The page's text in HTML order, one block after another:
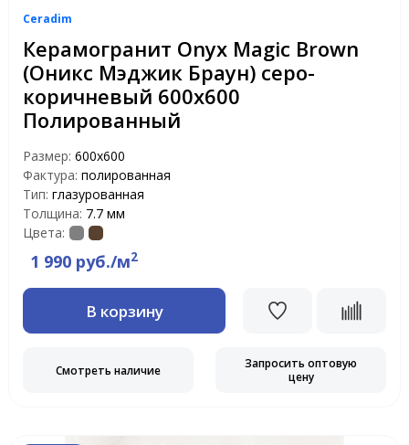
Ceradim
Керамогранит Onyx Magic Brown
(Оникс Мэджик Браун) серо-
коричневый 600х600
Полированный
Размер: 600х600
Фактура: полированная
Тип: глазурованная
Толщина: 7.7 мм
Цвета:
1 990 руб./м2
В корзину
Смотреть наличие
Запросить оптовую
цену